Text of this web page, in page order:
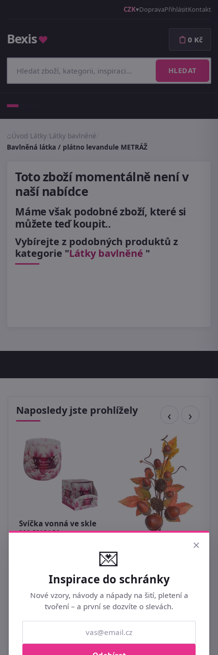
CZK DopravaPřihlásitKontakt
Bexis♥
HLEDAT
0 Kč
Úvod Látky Látky bavlněné
Bavlněná látka / plátno levandule METRÁŽ
Toto zboží momentálně není v
naší nabídce
Máme však podobné zboží, které si
můžete teď koupit..
Vybírejte z podobných produktů z
kategorie "Látky bavlněné "
Naposledy jste prohlížely
Svíčka vonná ve skle
MAGNOLIA
Umělá podzimní
větvička s žaludy
139 Kč
×
💌
Inspirace do schránky
Nové vzory, návody a nápady na šití, pletení a
tvoření – a první se dozvíte o slevách.